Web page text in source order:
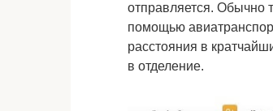
отправляется. Обычно
помощью
расстояния в
в отделение.